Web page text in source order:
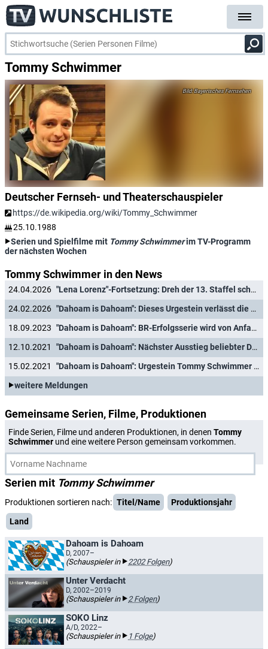
Tommy Schwimmer
Bayerisches Fernsehen
Deutscher Fernseh- und Theaterschauspieler
https://de.wikipedia.org/wiki/Tommy_Schwimmer
25.10.1988
Serien und Spielfilme mit Tommy Schwimmerim TV-Programm
der nächsten Wochen
Tommy Schwimmer in den News
24.04.2026
"Lena Lorenz"-Fortsetzung: Dreh der 13. Staffel schon im vollen Gange
24.02.2026
"Dahoam is Dahoam": Dieses Urgestein verlässt die Serie nach 19 Jahren
18.09.2023
"Dahoam is Dahoam": BR-Erfolgsserie wird von Anfang an wiederholt
12.10.2021
"Dahoam is Dahoam": Nächster Ausstieg beliebter Darstellerin
15.02.2021
"Dahoam is Dahoam": Urgestein Tommy Schwimmer verlässt die Serie
weitere Meldungen
Gemeinsame Serien, Filme, Produktionen
Finde Serien, Filme und anderen Produktionen, in denen Tommy
Schwimmer und eine weitere Person gemeinsam vorkommen.
Serien mit Tommy Schwimmer
Produktionen sortieren nach: Titel/Name
Produktionsjahr
Land
Dahoam is Dahoam
D, 2007–
(Schauspieler in 2202 Folgen)
Unter Verdacht
D, 2002–2019
(Schauspieler in 2 Folgen)
SOKO Linz
A/D, 2022–
(Schauspieler in 1 Folge)